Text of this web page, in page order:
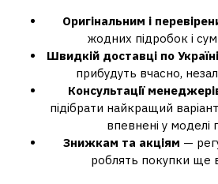
Оригінальним і
жодних підробок і
Швидкій доставці по Україні
прибудуть вчасно,
Консультації
підібрати найкращий
впевнені у моделі
Знижкам та акціям —
роблять покупки ще